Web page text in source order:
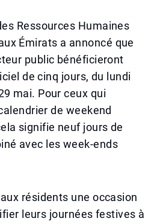
Ressources Humaines
Émirats a annoncé que
public bénéficieront
de cinq jours, du lundi
mai. Pour ceux qui
de weekend
signifie neuf jours de
avec les week-ends
résidents une occasion
leurs journées festives à